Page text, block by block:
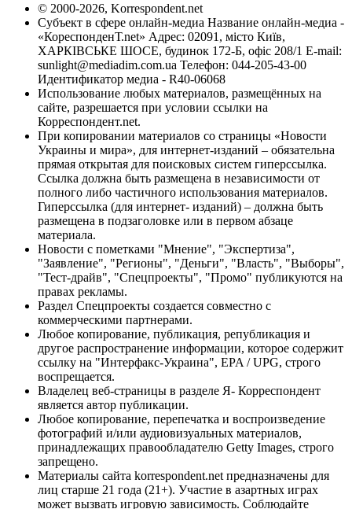
© 2000-2026, Korrespondent.net
Субъект в сфере онлайн-медиа Название онлайн-медиа -
«КореспонденТ.net» Адрес: 02091, місто Київ,
ХАРКІВСЬКЕ ШОСЕ, будинок 172-Б, офіс 208/1 E-mail:
sunlight@mediadim.com.ua Телефон: 044-205-43-00
Идентификатор медиа - R40-06068
Использование любых материалов, размещённых на
сайте, разрешается при условии ссылки на
Корреспондент.net.
При копировании материалов со страницы «Новости
Украины и мира», для интернет-изданий – обязательна
прямая открытая для поисковых систем гиперссылка.
Ссылка должна быть размещена в независимости от
полного либо частичного использования материалов.
Гиперссылка (для интернет- изданий) – должна быть
размещена в подзаголовке или в первом абзаце
материала.
Новости с пометками "Мнение", "Экспертиза",
"Заявление", "Регионы", "Деньги", "Власть", "Выборы",
"Тест-драйв", "Спецпроекты", "Промо" публикуются на
правах рекламы.
Раздел Спецпроекты создается совместно с
коммерческими партнерами.
Любое копирование, публикация, републикация и
другое распространение информации, которое содержит
ссылку на "Интерфакс-Украина", EPA / UPG, строго
воспрещается.
Владелец веб-страницы в разделе Я- Корреспондент
является автор публикации.
Любое копирование, перепечатка и воспроизведение
фотографий и/или аудиовизуальных материалов,
принадлежащих правообладателю Getty Images, строго
запрещено.
Материалы сайта korrespondent.net предназначены для
лиц старше 21 года (21+). Участие в азартных играх
может вызвать игровую зависимость. Соблюдайте